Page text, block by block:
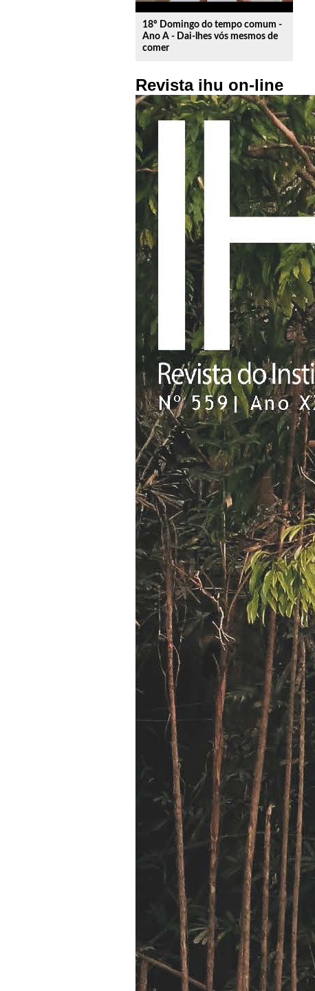
18º Domingo do tempo comum -
Ano A - Dai-lhes vós mesmos de
comer
Revista ihu on-line